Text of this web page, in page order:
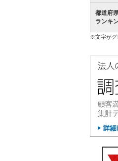
都道府
ランキ
※文字がグ